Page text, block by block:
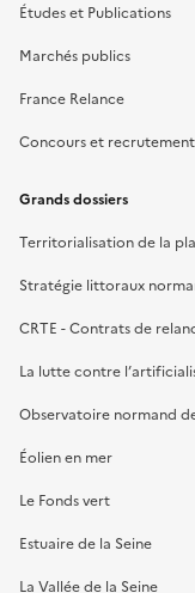
Études et Publications
Marchés publics
France Relance
Concours et
Grands dossiers
Territorialisation de la
Stratégie littoraux
CRTE - Contrats de
La lutte contre
Observatoire normand
Éolien en mer
Le Fonds vert
Estuaire de la Seine
La Vallée de la Seine